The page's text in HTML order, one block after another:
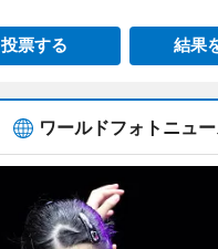
投票する 結果
ワールドフォトニュ